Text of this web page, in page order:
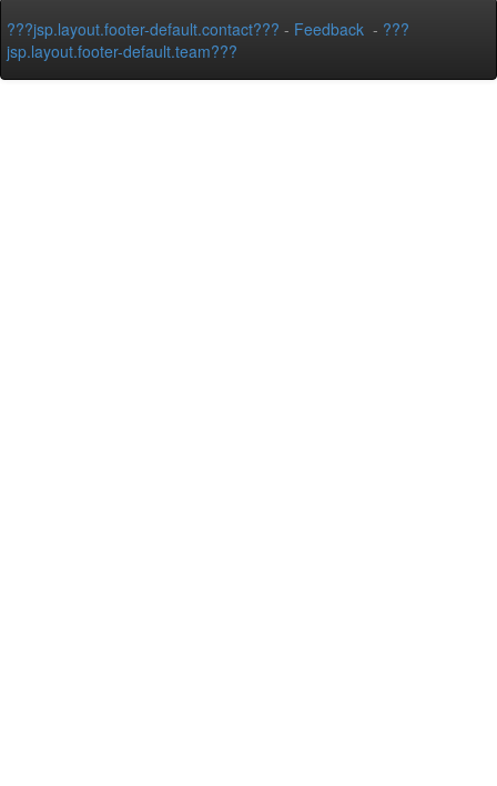
???jsp.layout.footer-default.contact??? - Feedback - ???
jsp.layout.footer-default.team???